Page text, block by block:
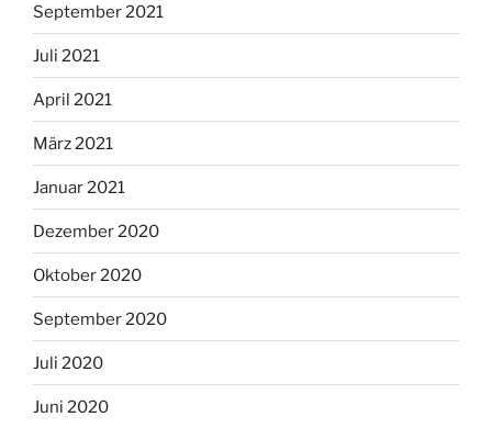
September 2021
Juli 2021
April 2021
März 2021
Januar 2021
Dezember 2020
Oktober 2020
September 2020
Juli 2020
Juni 2020